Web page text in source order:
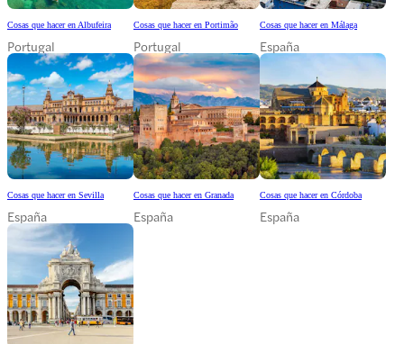
Cosas que hacer en Albufeira
Portugal
Cosas que hacer en Portimão
Portugal
Cosas que hacer en Málaga
España
Cosas que hacer en Sevilla
España
Cosas que hacer en Granada
España
Cosas que hacer en Córdoba
España